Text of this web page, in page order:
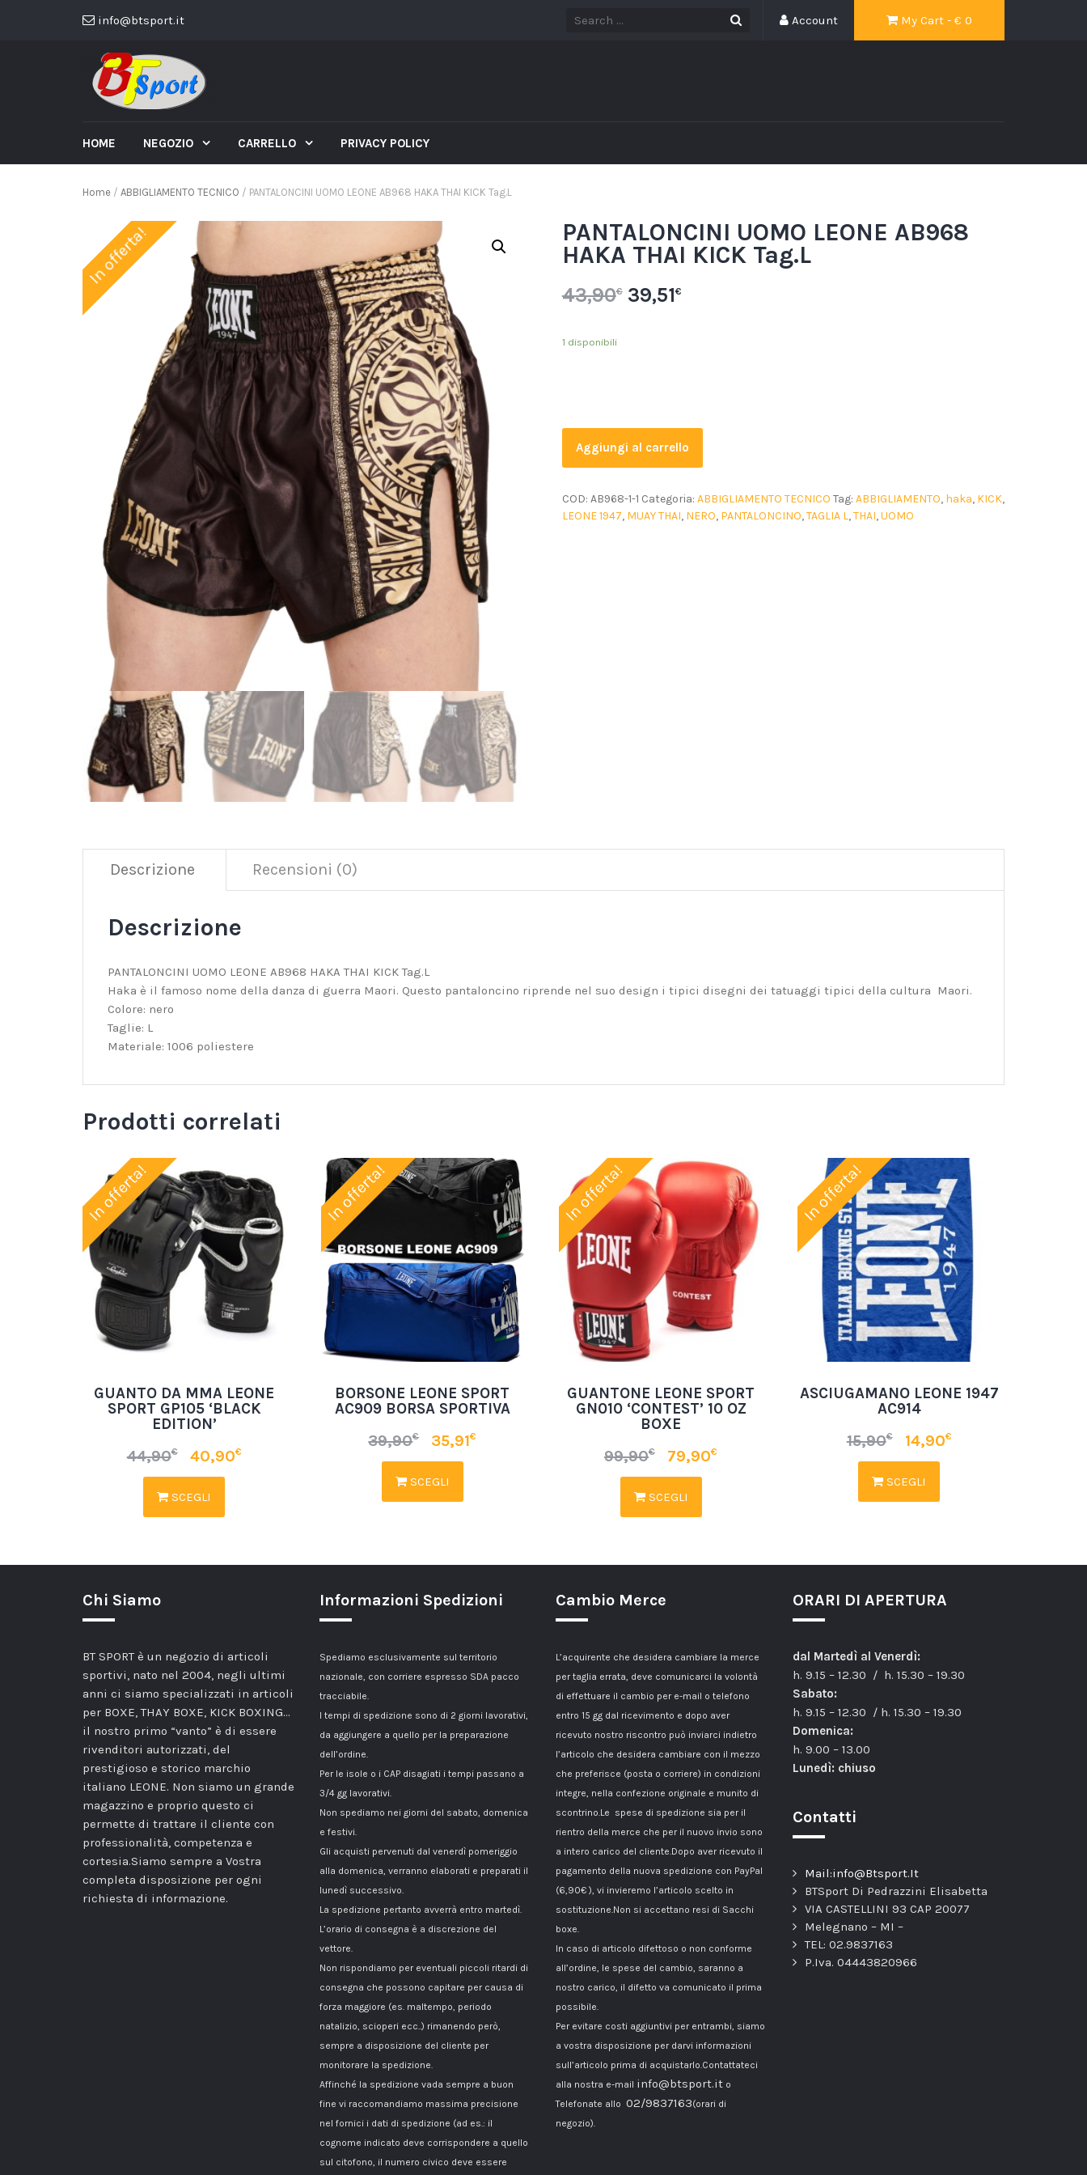
info@btsport.it My Cart - € 0
Account
HOME NEGOZIO CARRELLO PRIVACY POLICY
Home / ABBIGLIAMENTO TECNICO / PANTALONCINI UOMO LEONE AB968 HAKA THAI KICK Tag.L
In offerta! PANTALONCINI UOMO LEONE AB968
HAKA THAI KICK Tag.L
43,90€ 39,51€
1 disponibili
Aggiungi al carrello
COD: AB968-1-1 Categoria: ABBIGLIAMENTO TECNICO Tag: ABBIGLIAMENTO, haka, KICK,
LEONE 1947, MUAY THAI, NERO, PANTALONCINO,TAGLIA L,THAI,UOMO
Descrizione Recensioni (0)
Descrizione
PANTALONCINI UOMO LEONE AB968 HAKA THAI KICK Tag.L
Haka è il famoso nome della danza di guerra Maori. Questo pantaloncino riprende nel suo design i tipici disegni dei tatuaggi tipici della cultura Maori.
Colore: nero
Taglie: L
Materiale: 1006 poliestere
Prodotti correlati
In offerta!
GUANTO DA MMA LEONE
SPORT GP105 ‘BLACK
EDITION’
44,90€ 40,90€
SCEGLI
In offerta!
BORSONE LEONE SPORT
AC909 BORSA SPORTIVA
39,90€ 35,91€
SCEGLI
In offerta!
GUANTONE LEONE SPORT
GN010 ‘CONTEST’ 10 OZ
BOXE
99,90€ 79,90€
SCEGLI
In offerta!
ASCIUGAMANO LEONE 1947
AC914
15,90€ 14,90€
SCEGLI
Chi Siamo
BT SPORT è un negozio di articoli
sportivi, nato nel 2004, negli ultimi
anni ci siamo specializzati in articoli
per BOXE, THAY BOXE, KICK BOXING…
il nostro primo “vanto” è di essere
rivenditori autorizzati, del
prestigioso e storico marchio
italiano LEONE. Non siamo un grande
magazzino e proprio questo ci
permette di trattare il cliente con
professionalità, competenza e
cortesia.Siamo sempre a Vostra
completa disposizione per ogni
richiesta di informazione.
Informazioni Spedizioni
Spediamo esclusivamente sul territorio
nazionale, con corriere espresso SDA pacco
tracciabile.
I tempi di spedizione sono di 2 giorni lavorativi,
da aggiungere a quello per la preparazione
dell’ordine.
Per le isole o i CAP disagiati i tempi passano a
3/4 gg lavorativi.
Non spediamo nei giorni del sabato, domenica
e festivi.
Gli acquisti pervenuti dal venerdì pomeriggio
alla domenica, verranno elaborati e preparati il
lunedì successivo.
La spedizione pertanto avverrà entro martedì.
L’orario di consegna è a discrezione del
vettore.
Non rispondiamo per eventuali piccoli ritardi di
consegna che possono capitare per causa di
forza maggiore (es. maltempo, periodo
natalizio, scioperi ecc..) rimanendo però,
sempre a disposizione del cliente per
monitorare la spedizione.
Affinché la spedizione vada sempre a buon
fine vi raccomandiamo massima precisione
nel fornici i dati di spedizione (ad es.: il
cognome indicato deve corrispondere a quello
sul citofono, il numero civico deve essere
Cambio Merce
L’acquirente che desidera cambiare la merce
per taglia errata, deve comunicarci la volontà
di effettuare il cambio per e-mail o telefono
entro 15 gg dal ricevimento e dopo aver
ricevuto nostro riscontro può inviarci indietro
l’articolo che desidera cambiare con il mezzo
che preferisce (posta o corriere) in condizioni
integre, nella confezione originale e munito di
scontrino.Le spese di spedizione sia per il
rientro della merce che per il nuovo invio sono
a intero carico del cliente.Dopo aver ricevuto il
pagamento della nuova spedizione con PayPal
(6,90€ ), vi invieremo l’articolo scelto in
sostituzione.Non si accettano resi di Sacchi
boxe.
In caso di articolo difettoso o non conforme
all’ordine, le spese del cambio, saranno a
nostro carico, il difetto va comunicato il prima
possibile.
Per evitare costi aggiuntivi per entrambi, siamo
a vostra disposizione per darvi informazioni
sull’articolo prima di acquistarlo.Contattateci
alla nostra e-mail info@btsport.it o
Telefonate allo 02/9837163(orari di
negozio).
ORARI DI APERTURA
dal Martedì al Venerdì:
h. 9.15 – 12.30 / h. 15.30 – 19.30
Sabato:
h. 9.15 – 12.30 / h. 15.30 – 19.30
Domenica:
h. 9.00 – 13.00
Lunedì: chiuso
Contatti
Mail:info@Btsport.It
BTSport Di Pedrazzini Elisabetta
VIA CASTELLINI 93 CAP 20077
Melegnano – MI –
TEL: 02.9837163
P.Iva. 04443820966